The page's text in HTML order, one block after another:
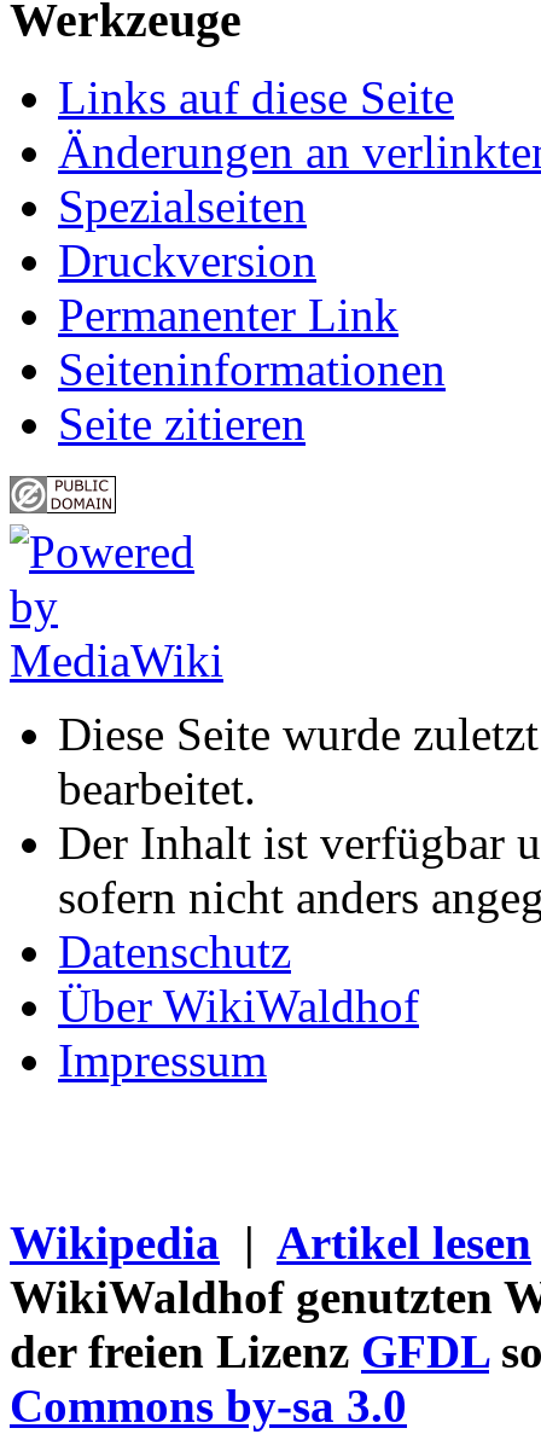
Werkzeuge
Links auf diese Seite
Änderungen an
Spezialseiten
Druckversion
Permanenter Link
Seiten­informationen
Seite zitieren
Diese Seite wurde
bearbeitet.
Der Inhalt ist verfügbar
sofern nicht anders
Datenschutz
Über WikiWaldhof
Impressum
Wikipedia | Artikel lesen
WikiWaldhof genutzten
der freien Lizenz GFDL
Commons by-sa 3.0